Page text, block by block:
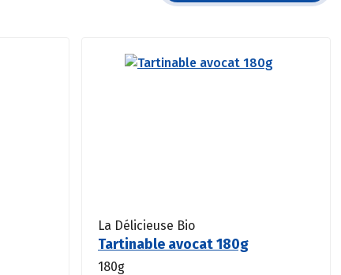
La Délicieuse Bio
Tartinable avocat 180g
180g